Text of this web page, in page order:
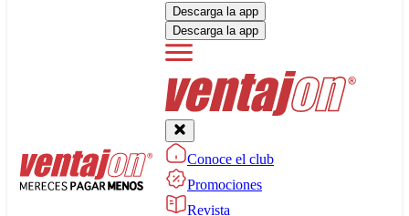
Descarga la app
Descarga la app
Conoce el club
Promociones
Revista